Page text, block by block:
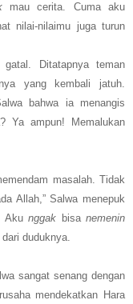
mau cerita. Cuma aku
nilai-nilaimu juga turun
Ditatapnya teman
yang kembali jatuh.
bahwa ia menangis
Ya ampun! Memalukan
masalah. Tidak
Allah,” Salwa menepuk
Akunggak bisanemenin
duduknya.
sangat senang dengan
mendekatkan Hara